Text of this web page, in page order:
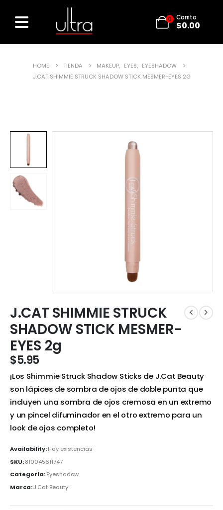
0 Carrito
$0.00
HOME TIENDA MAKEUP, EYES, EYESHADOW
J.CAT SHIMMIE STRUCK SHADOW STICK MESMER-EYES 2G
J.CAT SHIMMIE STRUCK
SHADOW STICK MESMER-
EYES 2g
$5.95
¡Los Shimmie Struck Shadow Sticks de J.Cat Beauty
son lápices de sombra de ojos de doble punta que
incluyen una sombra de ojos cremosa en un extremo
y un pincel difuminador en el otro extremo para un
look de ojos completo!
Availability:Hay existencias
SKU:810045611747
Categoría:Eyeshadow
Marca:J.Cat Beauty